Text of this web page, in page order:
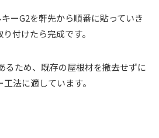
ーG2を軒先から順番に貼っていき
付けたら完成です。
るため、既存の屋根材を撤去せずに
法に適しています。